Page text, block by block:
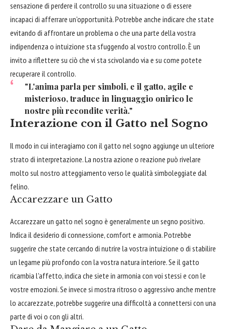
sensazione di perdere il controllo su una situazione o di essere
incapaci di afferrare un'opportunità. Potrebbe anche indicare che state
evitando di affrontare un problema o che una parte della vostra
indipendenza o intuizione sta sfuggendo al vostro controllo. È un
invito a riflettere su ciò che vi sta scivolando via e su come potete
recuperare il controllo.
"L'anima parla per simboli, e il gatto, agile e
misterioso, traduce in linguaggio onirico le
nostre più recondite verità."
Interazione con il Gatto nel Sogno
Il modo in cui interagiamo con il gatto nel sogno aggiunge un ulteriore
strato di interpretazione. La nostra azione o reazione può rivelare
molto sul nostro atteggiamento verso le qualità simboleggiate dal
felino.
Accarezzare un Gatto
Accarezzare un gatto nel sogno è generalmente un segno positivo.
Indica il desiderio di connessione, comfort e armonia. Potrebbe
suggerire che state cercando di nutrire la vostra intuizione o di stabilire
un legame più profondo con la vostra natura interiore. Se il gatto
ricambia l'affetto, indica che siete in armonia con voi stessi e con le
vostre emozioni. Se invece si mostra ritroso o aggressivo anche mentre
lo accarezzate, potrebbe suggerire una difficoltà a connettersi con una
parte di voi o con gli altri.